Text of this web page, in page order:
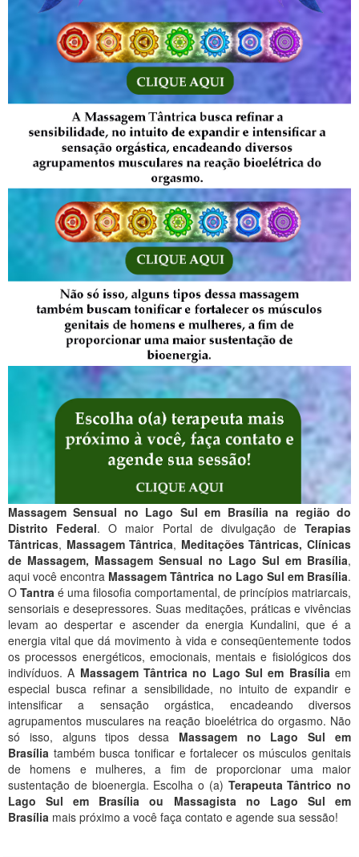
Massagem Sensual no Lago Sul em Brasília na região do
Distrito Federal. O maior Portal de divulgação de Terapias
Tântricas, Massagem Tântrica, Meditações Tântricas, Clínicas
de Massagem, Massagem Sensual no Lago Sul em Brasília,
aqui você encontra Massagem Tântrica no Lago Sul em Brasília.
O Tantra é uma filosofia comportamental, de princípios matriarcais,
sensoriais e desepressores. Suas meditações, práticas e vivências
levam ao despertar e ascender da energia Kundalini, que é a
energia vital que dá movimento à vida e conseqüentemente todos
os processos energéticos, emocionais, mentais e fisiológicos dos
indivíduos. A Massagem Tântrica no Lago Sul em Brasília em
especial busca refinar a sensibilidade, no intuito de expandir e
intensificar a sensação orgástica, encadeando diversos
agrupamentos musculares na reação bioelétrica do orgasmo. Não
só isso, alguns tipos dessa Massagem no Lago Sul em
Brasília também busca tonificar e fortalecer os músculos genitais
de homens e mulheres, a fim de proporcionar uma maior
sustentação de bioenergia. Escolha o (a) Terapeuta Tântrico no
Lago Sul em Brasília ou Massagista no Lago Sul em
Brasília mais próximo a você faça contato e agende sua sessão!